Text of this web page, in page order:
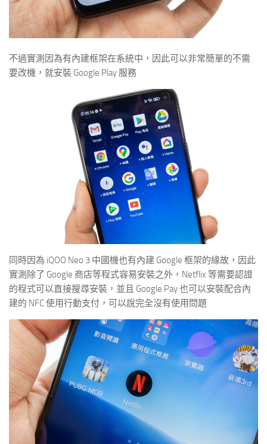
不過實測因為有內建框架在系統中，因此可以非常簡單的不需
要改機，就安裝 Google Play 服務
同時因為 iQOO Neo 3 中國機也有內建 Google 框架的緣故，因此
實測除了 Google 商店等程式容易安裝之外，Netflix 等需要認證
的程式可以直接搜尋安裝，並且 Google Pay 也可以安裝配合內
建的 NFC 使用行動支付，可以說完全沒有使用問題